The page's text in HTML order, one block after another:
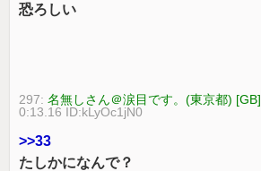
恐ろしい
297:名無しさん＠涙目です。(東京都) [GB]
0:13.16 ID:kLyOc1jN0
>>33
たしかになんで？